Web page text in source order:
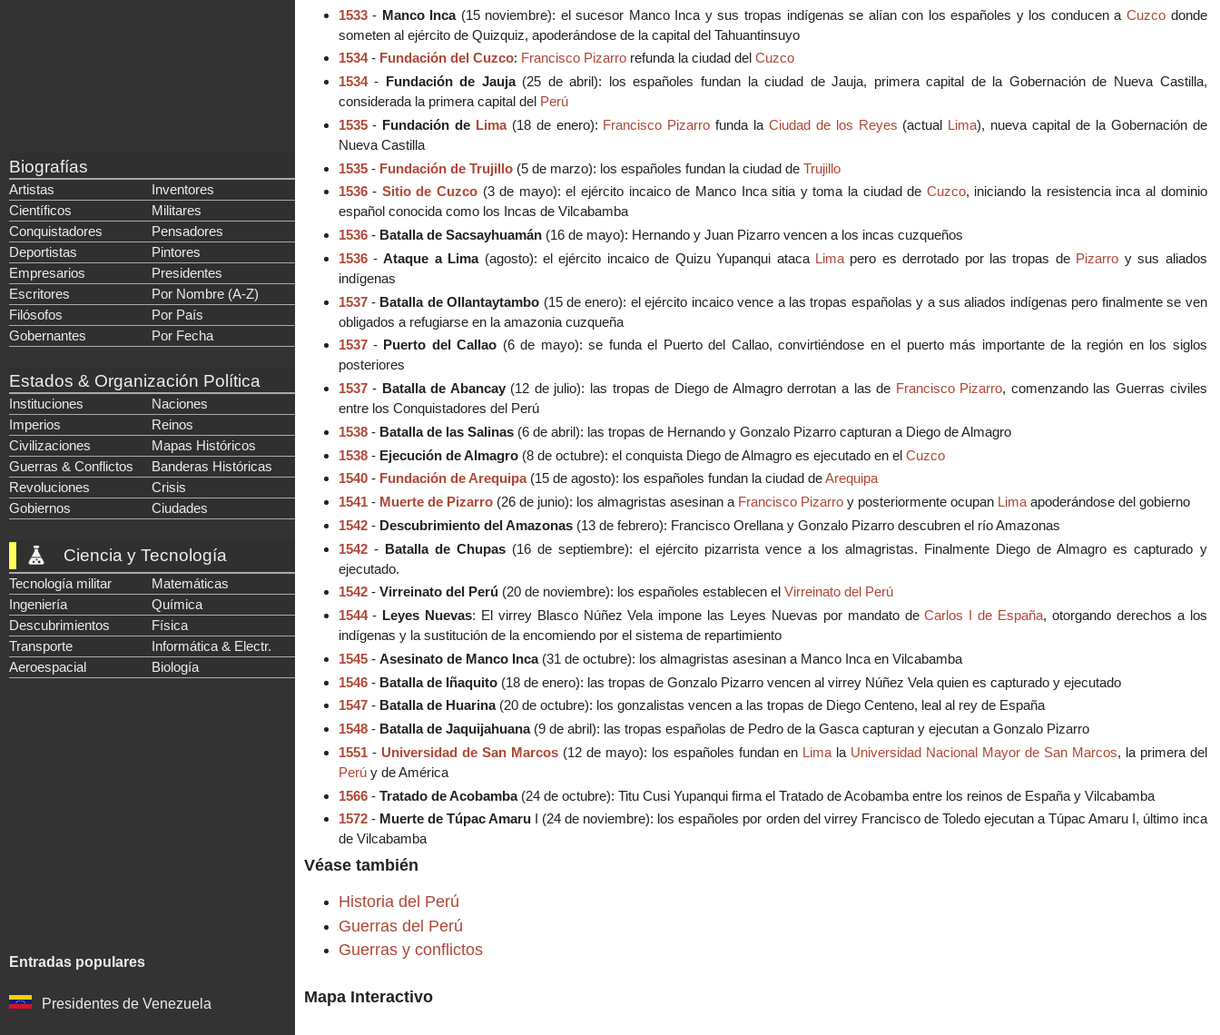
1533- Manco Inca(15 noviembre): el sucesor Manco Inca y sus tropas indígenas se alían con los españoles y los conducen a Cuzcodonde
someten al ejército de Quizquiz, apoderándose de la capital del Tahuantinsuyo
1534- Fundación del Cuzco: Francisco Pizarrorefunda la ciudad del Cuzco
1534- Fundación de Jauja(25 de abril): los españoles fundan la ciudad de Jauja, primera capital de la Gobernación de Nueva Castilla,
considerada la primera capital del Perú
1535- Fundación de Lima(18 de enero): Francisco Pizarro funda la Ciudad de los Reyes (actual Lima), nueva capital de la Gobernación de
Nueva Castilla
1535- Fundación de Trujillo(5 de marzo): los españoles fundan la ciudad de Trujillo
1536- Sitio de Cuzco(3 de mayo): el ejército incaico de Manco Inca sitia y toma la ciudad de Cuzco, iniciando la resistencia inca al dominio
español conocida como los Incas de Vilcabamba
1536- Batalla de Sacsayhuamán(16 de mayo): Hernando y Juan Pizarro vencen a los incas cuzqueños
1536-Ataque a Lima(agosto): el ejército incaico de Quizu Yupanqui ataca Limapero es derrotado por las tropas de Pizarro y sus aliados
indígenas
1537- Batalla de Ollantaytambo (15 de enero): el ejército incaico vence a las tropas españolas y a sus aliados indígenas pero finalmente se ven
obligados a refugiarse en la amazonia cuzqueña
1537- Puerto del Callao (6 de mayo): se funda el Puerto del Callao, convirtiéndose en el puerto más importante de la región en los siglos
posteriores
1537- Batalla de Abancay(12 de julio): las tropas de Diego de Almagro derrotan a las de Francisco Pizarro, comenzando las Guerras civiles
entre los Conquistadores del Perú
1538- Batalla de las Salinas(6 de abril): las tropas de Hernando y Gonzalo Pizarro capturan a Diego de Almagro
1538- Ejecución de Almagro(8 de octubre): el conquista Diego de Almagro es ejecutado en el Cuzco
1540- Fundación de Arequipa(15 de agosto): los españoles fundan la ciudad deArequipa
1541- Muerte de Pizarro(26 de junio): los almagristas asesinan a Francisco Pizarroy posteriormente ocupan Limaapoderándose del gobierno
1542- Descubrimiento del Amazonas(13 de febrero): Francisco Orellana y Gonzalo Pizarro descubren el río Amazonas
1542- Batalla de Chupas(16 de septiembre): el ejército pizarrista vence a los almagristas. Finalmente Diego de Almagro es capturado y
ejecutado.
1542- Virreinato del Perú(20 de noviembre): los españoles establecen el Virreinato del Perú
1544- Leyes Nuevas: El virrey Blasco Núñez Vela impone las Leyes Nuevas por mandato deCarlos I de España, otorgando derechos a los
indígenas y la sustitución de la encomiendo por el sistema de repartimiento
1545- Asesinato de Manco Inca(31 de octubre): los almagristas asesinan a Manco Inca en Vilcabamba
1546- Batalla de Iñaquito(18 de enero): las tropas de Gonzalo Pizarro vencen al virrey Núñez Vela quien es capturado y ejecutado
1547- Batalla de Huarina(20 de octubre): los gonzalistas vencen a las tropas de Diego Centeno, leal al rey de España
1548- Batalla de Jaquijahuana(9 de abril): las tropas españolas de Pedro de la Gasca capturan y ejecutan a Gonzalo Pizarro
1551- Universidad de San Marcos(12 de mayo): los españoles fundan en Limala Universidad Nacional Mayor de San Marcos, la primera del
Perúy de América
1566- Tratado de Acobamba(24 de octubre): Titu Cusi Yupanqui firma el Tratado de Acobamba entre los reinos de España y Vilcabamba
1572- Muerte de Túpac AmaruI (24 de noviembre): los españoles por orden del virrey Francisco de Toledo ejecutan a Túpac Amaru I, último inca
de Vilcabamba
Véase también
Historia del Perú
Guerras del Perú
Guerras y conflictos
Mapa Interactivo
Biografías
Artistas
Inventores
Científicos
Militares
Conquistadores
Pensadores
Deportistas
Pintores
Empresarios
Presidentes
Escritores
Por Nombre (A-Z)
Filósofos
Por País
Gobernantes
Por Fecha
Estados & Organización Política
Instituciones
Naciones
Imperios
Reinos
Civilizaciones
Mapas Históricos
Guerras & Conflictos
Banderas Históricas
Revoluciones
Crisis
Gobiernos
Ciudades
Ciencia y Tecnología
Tecnología militar
Matemáticas
Ingeniería
Química
Descubrimientos
Física
Transporte
Informática & Electr.
Aeroespacial
Biología
Entradas populares
Presidentes de Venezuela